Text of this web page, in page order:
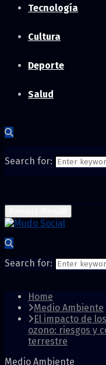
Tecnología
Cultura
Deporte
Salud
Search for:
Search for:
Home
Medio Ambiente
El impacto de
ozono: riesgos y
terrestre
Medio Ambiente